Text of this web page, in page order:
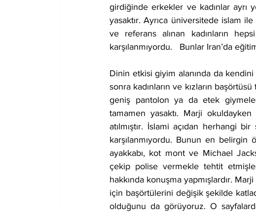
girdiğinde erkekler ve kadınlar ayrı
yasaktır. Ayrıca üniversitede islam
ve referans alınan kadınların
karşılanmıyordu.   Bunlar Iran’da
Dinin etkisi giyim alanında da
sonra kadınların ve kızların
geniş pantolon ya da etek
tamamen yasaktı. Marji
atılmıştır. İslami açıdan herhangi
karşılanmıyordu. Bunun en belirgin
ayakkabı, kot mont ve Michael
çekip polise vermekle tehtit
hakkında konuşma yapmışlardır.
için başörtülerini değişik şekilde
olduğunu da görüyoruz. O